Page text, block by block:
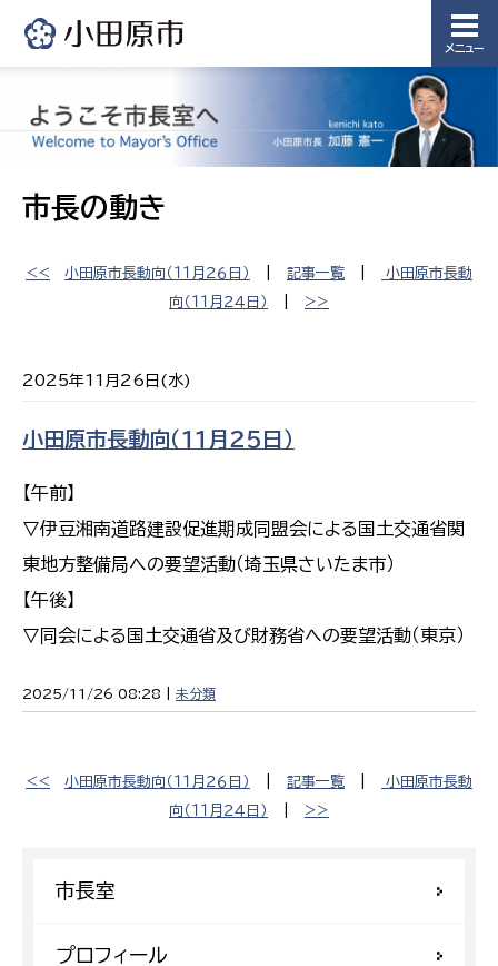
メニュー
市長の動き
<< 小田原市長動向（１１月２６日） 記事一覧
小田原市長動
向（１１月２４日）
>>
2025年11月26日(水)
小田原市長動向（１１月２５日）
【午前】
▽伊豆湘南道路建設促進期成同盟会による国土交通省関
東地方整備局への要望活動（埼玉県さいたま市）
【午後】
▽同会による国土交通省及び財務省への要望活動（東京）
2025/11/26 08:28 | 未分類
<< 小田原市長動向（１１月２６日） 記事一覧
小田原市長動
向（１１月２４日）
>>
市長室
プロフィール